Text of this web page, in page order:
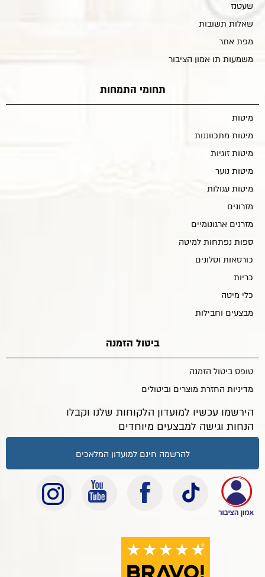
שעטנז
שאלות תשובות
מפת אתר
משמעות תו אמון הציבור
תחומי התמחות
מיטות
מיטות מתכווננות
מיטות זוגיות
מיטות נוער
מיטות עגולות
מזרונים
מזרנים ארגונומיים
ספות נפתחות למיטה
כורסאות וסלונים
כריות
כלי מיטה
מבצעים וחבילות
ביטול הזמנה
טופס ביטול הזמנה
מדיניות החזרת מוצרים וביטולים
הירשמו עכשיו למועדון הלקוחות שלנו וקבלו
הנחות וגישה למבצעים מיוחדים
להרשמה חינם למועדון המלאכים